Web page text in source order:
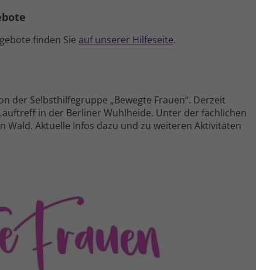
finden Sie auf unserer Hilfe­seite.
der Selbst­hilfe­gruppe „Bewegte Frauen“. Derzeit
in der Berliner Wuhlheide. Unter der fach­lichen
Wald. Aktuelle Infos dazu und zu weiteren Aktivitäten